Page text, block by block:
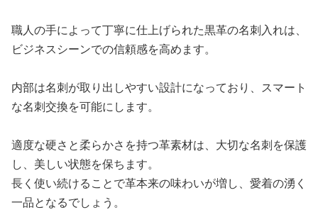
職人の手によって丁寧に仕上げられた黒革の名刺入れは、
ビジネスシーンでの信頼感を高めます。
内部は名刺が取り出しやすい設計になっており、スマート
な名刺交換を可能にします。
適度な硬さと柔らかさを持つ革素材は、大切な名刺を保護
し、美しい状態を保ちます。
長く使い続けることで革本来の味わいが増し、愛着の湧く
一品となるでしょう。